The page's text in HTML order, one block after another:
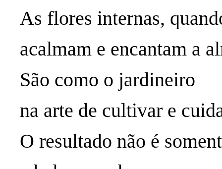
As flores internas,
acalmam e encantam a
São como o jardineiro
na arte de cultivar e
O resultado não é